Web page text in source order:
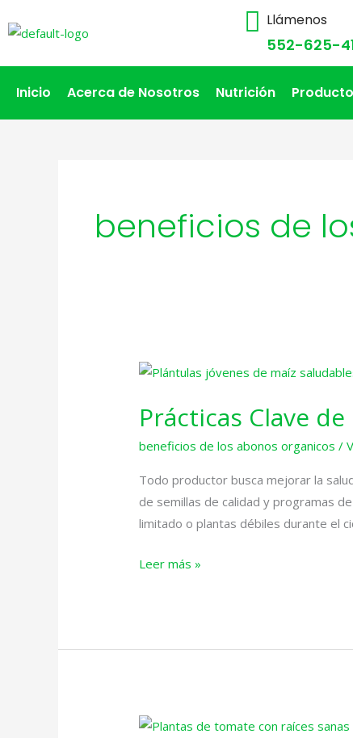
Llámenos
552-625-
Inicio Acerca de Nosotros Nutrición
beneficios de
Prácticas Clave
beneficios de los abonos organicos /
Todo productor busca mejorar la
de semillas de calidad y programas
limitado o plantas débiles durante el
Prácticas
de
para
un
Maíz
Saludable
Leer más »
Cómo